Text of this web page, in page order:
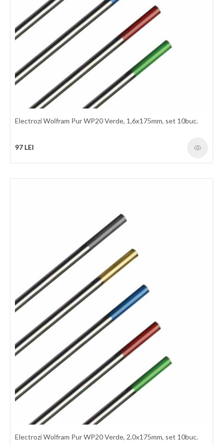
Electrozi Wolfram Ceriu WC20 Gri, 3.2x175mm, set 10buc.
Electrozi din wolfram aliat cu dioxid de ceriu 2% - CeO2 (nu este
radioactiv) Diametru: 3.2 mm Caracteristici: se preteaza foarte
bine la sudura in curent continuu (otel si inox); stabilitate a arcului
de sudura, amorsare buna; durata lunga de viata la valori mici ale
curentului; ​curent continuu si alternativ; simbol codificare WC,
369 LEI
Electrozi Wolfram Pur WP20 Verde, 1,6x175mm, set 10buc.
Electrozi Wolfram Pur WP20 Verde, 1,6x175mm, set 10buc.
97 LEI
Electrozi Wolfram Pur WP20 Verde, 2,0x175mm, set 10buc.